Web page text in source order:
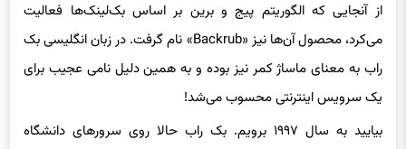
از آنجایی که الگوریتم پیج و برین بر اساس بک‌لینک‌ها فعالیت
می‌کرد، محصول آن‌ها نیز «Backrub» نام گرفت. در زبان انگلیسی بک
راب به معنای ماساژ کمر نیز بوده و به همین دلیل نامی عجیب برای
یک سرویس اینترنتی محسوب می‌شد!
بیایید به سال ۱۹۹۷ برویم. بک راب حالا روی سرورهای دانشگاه